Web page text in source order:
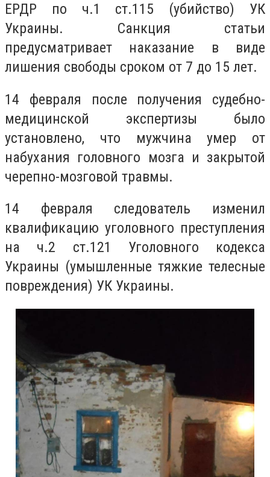
ЕРДР по ч.1 ст.115 (убийство) УК
Украины. Санкция статьи
предусматривает наказание в виде
лишения свободы сроком от 7 до 15 лет.
14 февраля после получения судебно-
медицинской экспертизы было
установлено, что мужчина умер от
набухания головного мозга и закрытой
черепно-мозговой травмы.
14 февраля следователь изменил
квалификацию уголовного преступления
на ч.2 ст.121 Уголовного кодекса
Украины (умышленные тяжкие телесные
повреждения) УК Украины.